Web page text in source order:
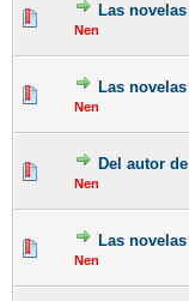
Las
Nen
Las
Nen
Del autor
Nen
Las
Nen